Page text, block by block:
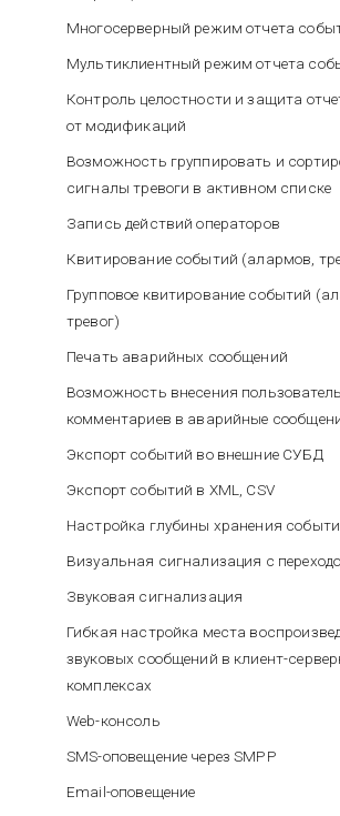
Многосерверный режим отчета
Мультиклиентный режим отчета
Контроль целостности и защита
от модификаций
Возможность группировать и
сигналы тревоги в активном списке
Запись действий операторов
Квитирование событий (алармов,
Групповое квитирование событий
тревог)
Печать аварийных сообщений
Возможность внесения
комментариев в аварийные
Экспорт событий во внешние СУБД
Экспорт событий в XML, CSV
Настройка глубины хранения
Визуальная сигнализация с
Звуковая сигнализация
Гибкая настройка места
звуковых сообщений в клиент-
комплексах
Web-консоль
SMS-оповещение через SMPP
Email-оповещение